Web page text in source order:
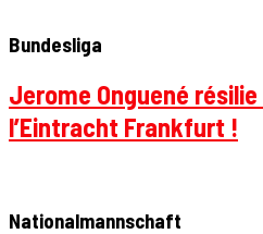
Bundesliga
Jerome Onguené
l’Eintracht Frankfurt !
Nationalmannschaft